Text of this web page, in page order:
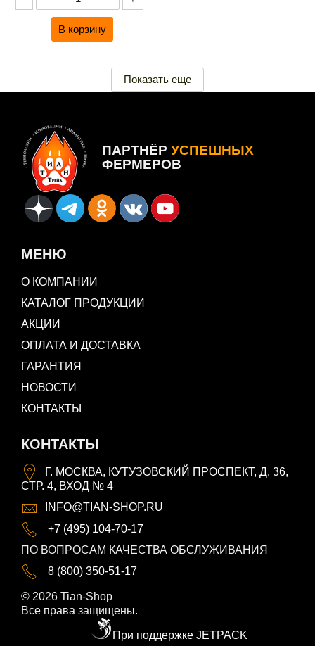
Показать еще
ПАРТНЁР УСПЕШНЫХ
ФЕРМЕРОВ
МЕНЮ
О КОМПАНИИ
КАТАЛОГ ПРОДУКЦИИ
АКЦИИ
ОПЛАТА И ДОСТАВКА
ГАРАНТИЯ
НОВОСТИ
КОНТАКТЫ
КОНТАКТЫ
Г. МОСКВА, КУТУЗОВСКИЙ ПРОСПЕКТ, Д. 36,
СТР. 4, ВХОД № 4
INFO@TIAN-SHOP.RU
+7 (495) 104-70-17
ПО ВОПРОСАМ КАЧЕСТВА ОБСЛУЖИВАНИЯ
8 (800) 350-51-17
© 2026 Tian-Shop
Все права защищены.
При поддержке JETPACK